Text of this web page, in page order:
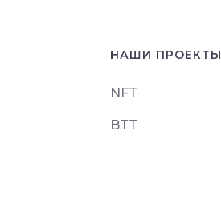
НАШИ ПРОЕКТЫ
NFT
BTT